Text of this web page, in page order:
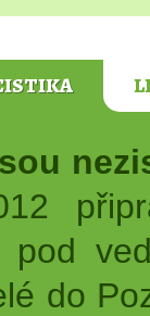
pod
do